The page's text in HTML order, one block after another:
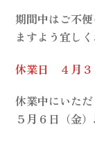
期間中はご不
ますよう宜し
休業日 ４月３
休業中にいた
５月６日（金